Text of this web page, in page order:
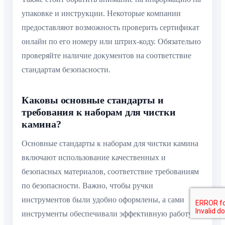
упаковке и инструкции. Некоторые компании
предоставляют возможность проверить сертификат
онлайн по его номеру или штрих-коду. Обязательно
проверяйте наличие документов на соответствие
стандартам безопасности.
Каковы основные стандарты и
требования к наборам для чистки
камина?
Основные стандарты к наборам для чистки камина
включают использование качественных и
безопасных материалов, соответствие требованиям
по безопасности. Важно, чтобы ручки
инструментов были удобно оформлены, а сами
инструменты обеспечивали эффективную работу.